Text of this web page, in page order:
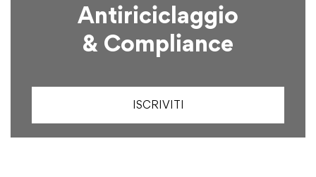
Antiriciclaggio
& Compliance
ISCRIVITI